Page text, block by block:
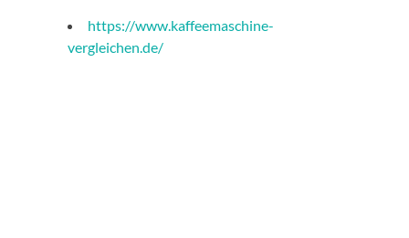
https://www.kaffeemaschine-
vergleichen.de/